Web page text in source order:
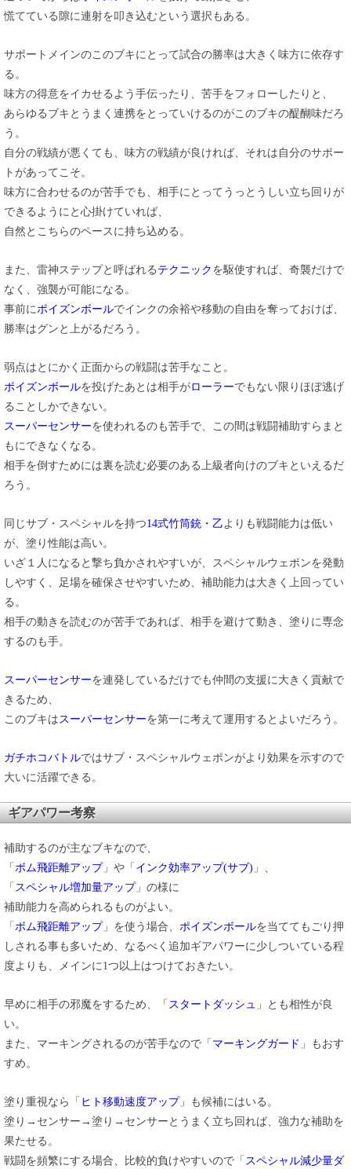
慌てている隙に連射を叩き込むという選択もある。
サポートメインのこのブキにとって試合の勝率は大きく味方に依存す
る。
味方の得意をイカせるよう手伝ったり、苦手をフォローしたりと、
あらゆるブキとうまく連携をとっていけるのがこのブキの醍醐味だろ
う。
自分の戦績が悪くても、味方の戦績が良ければ、それは自分のサポー
トがあってこそ。
味方に合わせるのが苦手でも、相手にとってうっとうしい立ち回りが
できるようにと心掛けていれば、
自然とこちらのペースに持ち込める。
また、雷神ステップと呼ばれる テクニック を駆使すれば、奇襲だけで
なく、強襲が可能になる。
事前にポイズンボールでインクの余裕や移動の自由を奪っておけば、
勝率はグンと上がるだろう。
弱点はとにかく正面からの戦闘は苦手なこと。
ポイズンボールを投げたあとは相手がローラーでもない限りほぼ逃げ
ることしかできない。
スーパーセンサーを使われるのも苦手で、この間は戦闘補助すらまと
もにできなくなる。
相手を倒すためには裏を読む必要のある上級者向けのブキといえるだ
ろう。
同じサブ・スペシャルを持つ14式竹筒銃・乙よりも戦闘能力は低い
が、塗り性能は高い。
いざ１人になると撃ち負かされやすいが、スペシャルウェポンを発動
しやすく、足場を確保させやすいため、補助能力は大きく上回ってい
る。
相手の動きを読むのが苦手であれば、相手を避けて動き、塗りに専念
するのも手。
スーパーセンサーを連発しているだけでも仲間の支援に大きく貢献で
きるため、
このブキはスーパーセンサーを第一に考えて運用するとよいだろう。
ガチホコバトルではサブ・スペシャルウェポンがより効果を示すので
大いに活躍できる。
ギアパワー考察
補助するのが主なブキなので、
「 ボム飛距離アップ」や「 インク効率アップ(サブ) 」、
「 スペシャル増加量アップ」の様に
補助能力を高められるものがよい。
「 ボム飛距離アップ」を使う場合、 ポイズンボールを当ててもごり押
しされる事も多いため、なるべく追加ギアパワーに少しついている程
度よりも、メインに1つ以上はつけておきたい。
早めに相手の邪魔をするため、「 スタートダッシュ 」とも相性が良
い。
また、マーキングされるのが苦手なので「 マーキングガード 」もおす
すめ。
塗り重視なら「 ヒト移動速度アップ」も候補にはいる。
塗り→センサー→塗り→センサーとうまく立ち回れば、強力な補助を
果たせる。
戦闘を頻繁にする場合、比較的負けやすいので「 スペシャル減少量ダ